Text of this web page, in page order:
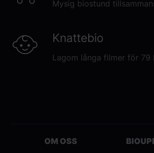
Mysig biostund
Knattebio
Lagom långa filmer för 79
OM OSS